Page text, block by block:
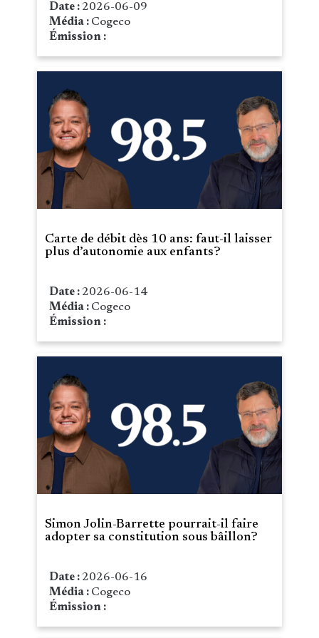
Date : 2026-06-09
Média : Cogeco
Émission :
Carte de débit dès 10 ans: faut-il laisser
plus d’autonomie aux enfants?
Date : 2026-06-14
Média : Cogeco
Émission :
Simon Jolin-Barrette pourrait-il faire
adopter sa constitution sous bâillon?
Date : 2026-06-16
Média : Cogeco
Émission :